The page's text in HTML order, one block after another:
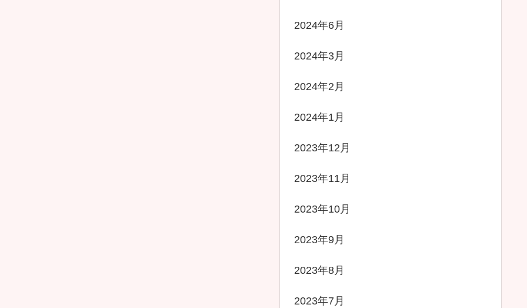
2024年6月
2024年3月
2024年2月
2024年1月
2023年12月
2023年11月
2023年10月
2023年9月
2023年8月
2023年7月